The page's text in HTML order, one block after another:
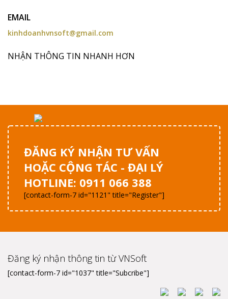
EMAIL
kinhdoanhvnsoft@gmail.com
NHẬN THÔNG TIN NHANH HƠN
ĐĂNG KÝ NHẬN TƯ VẤN
HOẶC CỘNG TÁC - ĐẠI LÝ
HOTLINE: 0911 066 388
[contact-form-7 id="1121" title="Register"]
Đăng ký nhận thông tin từ VNSoft
[contact-form-7 id="1037" title="Subcribe"]